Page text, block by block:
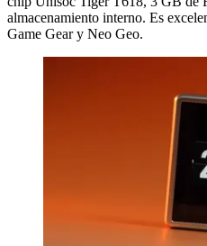
almacenamiento interno. Es
Game Gear y Neo Geo.